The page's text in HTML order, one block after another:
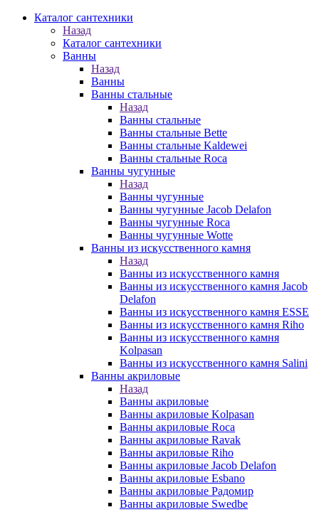
Каталог сантехники
Назад
Каталог сантехники
Ванны
Назад
Ванны
Ванны стальные
Назад
Ванны стальные
Ванны стальные Bette
Ванны стальные Kaldewei
Ванны стальные Roca
Ванны чугунные
Назад
Ванны чугунные
Ванны чугунные Jacob Delafon
Ванны чугунные Roca
Ванны чугунные Wotte
Ванны из искусственного камня
Назад
Ванны из искусственного камня
Ванны из искусственного камня Jacob
Delafon
Ванны из искусственного камня ESSE
Ванны из искусственного камня Riho
Ванны из искусственного камня
Kolpasan
Ванны из искусственного камня Salini
Ванны акриловые
Назад
Ванны акриловые
Ванны акриловые Kolpasan
Ванны акриловые Roca
Ванны акриловые Ravak
Ванны акриловые Riho
Ванны акриловые Jacob Delafon
Ванны акриловые Esbano
Ванны акриловые Радомир
Ванны акриловые Swedbe